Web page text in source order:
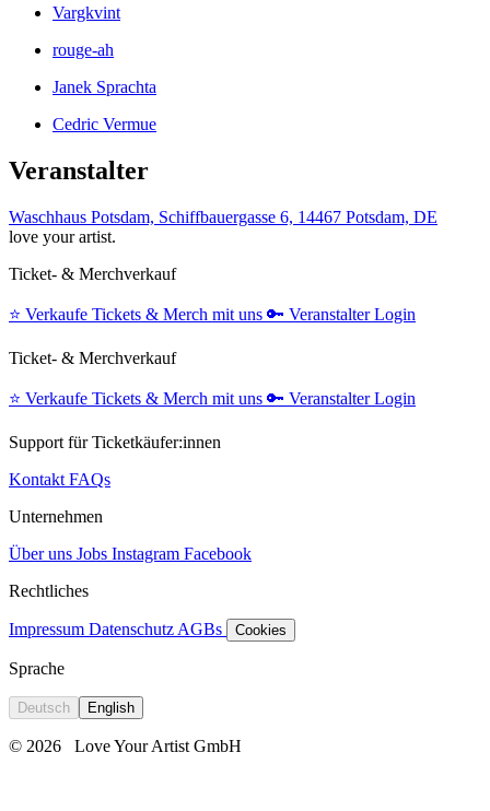
Vargkvint
rouge-ah
Janek Sprachta
Cedric Vermue
Veranstalter
Waschhaus Potsdam, Schiffbauergasse 6, 14467 Potsdam, DE
love your artist.
Ticket- & Merchverkauf
⭐️ Verkaufe Tickets & Merch mit uns 🔑 Veranstalter Login
Ticket- & Merchverkauf
⭐️ Verkaufe Tickets & Merch mit uns 🔑 Veranstalter Login
Support für Ticketkäufer:innen
Kontakt FAQs
Unternehmen
Über uns Jobs Instagram Facebook
Rechtliches
Impressum Datenschutz AGBs Cookies
Sprache
Deutsch English
© 2026 Love Your Artist GmbH